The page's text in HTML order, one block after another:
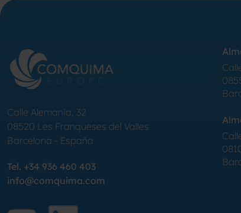
Calle Alemania, 32
08520 Les Franqueses del Valles
Barcelona - España
Tel. +34 936 460 403
info@comquima.com